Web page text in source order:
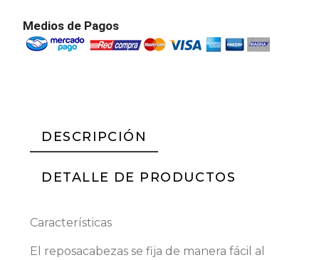
Medios de Pagos
DESCRIPCIÓN
DETALLE DE PRODUCTOS
Características
El reposacabezas se fija de manera fácil al